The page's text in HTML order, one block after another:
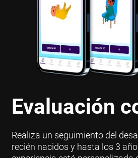
Evaluación
Realiza un seguimiento del
recién nacidos y hasta los 3